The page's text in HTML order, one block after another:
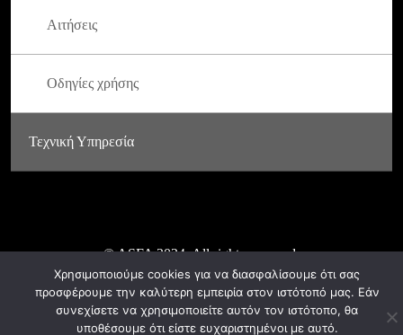
Αιτήσεις
Οδηγίες χρήσης
Τεχνική Υπηρεσία
© ASFA 2024. All rights reserved.
Χρησιμοποιούμε cookies για να διασφαλίσουμε ότι σας
προσφέρουμε την καλύτερη εμπειρία στον ιστότοπό μας. Εάν
συνεχίσετε να χρησιμοποιείτε αυτόν τον ιστότοπο, θα
υποθέσουμε ότι είστε ευχαριστημένοι με αυτό.